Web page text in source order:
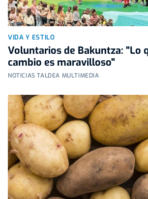
VIDA Y ESTILO
Voluntarios de Bakuntza: "Lo
cambio es maravilloso"
NOTICIAS TALDEA MULTIMEDIA